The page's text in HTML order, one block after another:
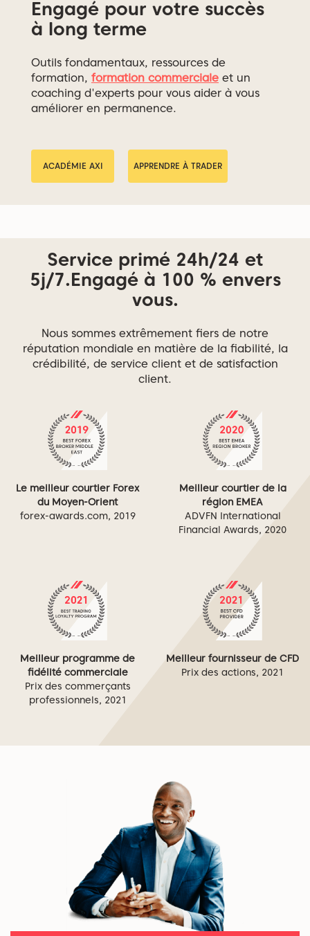
Engagé pour votre succès
à long terme
Outils fondamentaux, ressources de
formation, formation commerciale et un
coaching d'experts pour vous aider à vous
améliorer en permanence.
ACADÉMIE AXI APPRENDRE À TRADER
Service primé 24h/24 et
5j/7.Engagé à 100 % envers
vous.
Nous sommes extrêmement fiers de notre
réputation mondiale en matière de la fiabilité, la
crédibilité, de service client et de satisfaction
client.
Le meilleur courtier Forex
du Moyen-Orient
forex-awards.com, 2019
Meilleur courtier de la
région EMEA
ADVFN International
Financial Awards, 2020
Meilleur programme de
fidélité commerciale
Prix des commerçants
professionnels, 2021
Meilleur fournisseur de CFD
Prix des actions, 2021